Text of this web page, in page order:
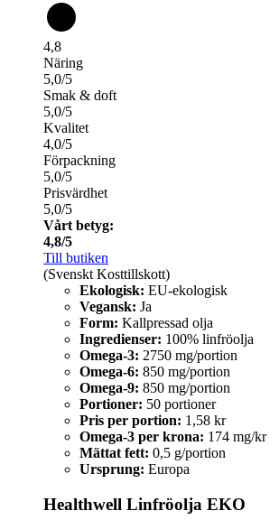
4,8
Näring
5,0/5
Smak & doft
5,0/5
Kvalitet
4,0/5
Förpackning
5,0/5
Prisvärdhet
5,0/5
Vårt betyg:
4,8/5
Till butiken
(Svenskt Kosttillskott)
Ekologisk: EU-ekologisk
Vegansk: Ja
Form: Kallpressad olja
Ingredienser: 100% linfröolja
Omega-3: 2750 mg/portion
Omega-6: 850 mg/portion
Omega-9: 850 mg/portion
Portioner: 50 portioner
Pris per portion: 1,58 kr
Omega-3 per krona: 174 mg/kr
Mättat fett: 0,5 g/portion
Ursprung: Europa
Healthwell Linfröolja EKO